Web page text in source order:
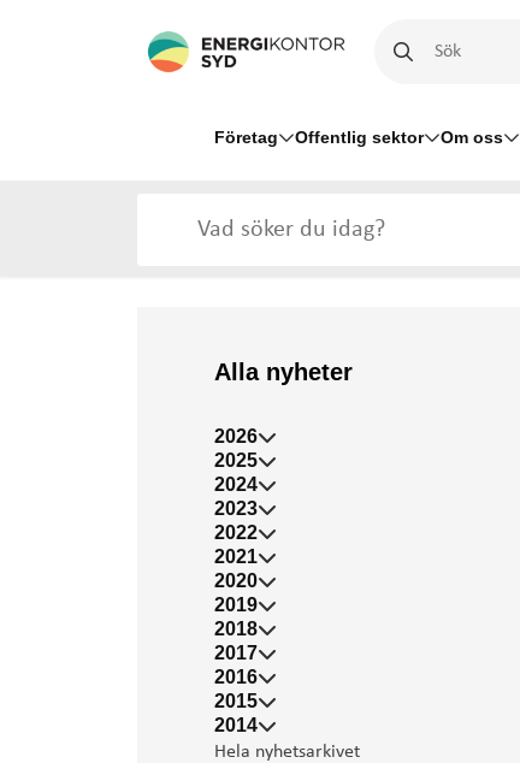
Företag Offentlig sektor Om oss
Alla nyheter
2026
2025
2024
2023
2022
2021
2020
2019
2018
2017
2016
2015
2014
Hela nyhetsarkivet